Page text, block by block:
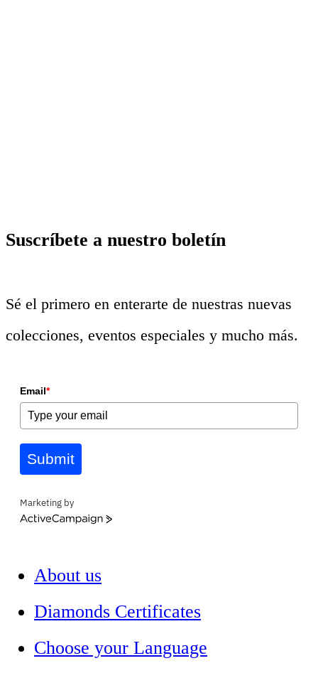
Suscríbete a nuestro boletín
Sé el primero en enterarte de nuestras nuevas
colecciones, eventos especiales y mucho más.
Email*
Submit
Marketing by
ActiveCampaign
About us
Diamonds Certificates
Choose your Language